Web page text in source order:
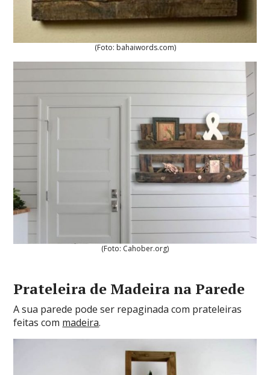
(Foto: bahaiwords.com)
(Foto: Cahober.org)
Prateleira de Madeira na Parede
A sua parede pode ser repaginada com prateleiras
feitas com madeira.